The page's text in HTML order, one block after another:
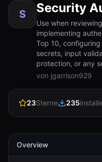
Tokenzugriff
Anwendungsfälle
RESSOURCEN
Über uns
S Security
Use when
implementing
Top 10, configuring
secrets, input
protection, or any
von jgarrison929
23Sterne 235
Overview